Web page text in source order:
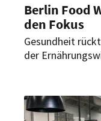
Berlin Food
den Fokus
Gesundheit
der
und